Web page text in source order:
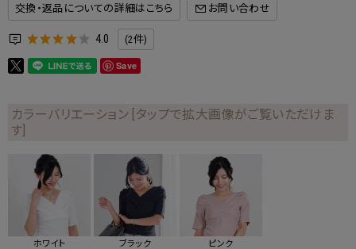
交換・返品についての詳細はこちら
4.0 (2件)
Save
カラーバリエーション [タップで拡大画像がご覧いただけま
す]
ホワイト ブラック ピンク